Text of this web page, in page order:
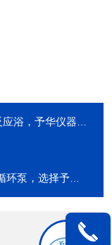
华仪器专业生产，
予华仪器生产厂家,